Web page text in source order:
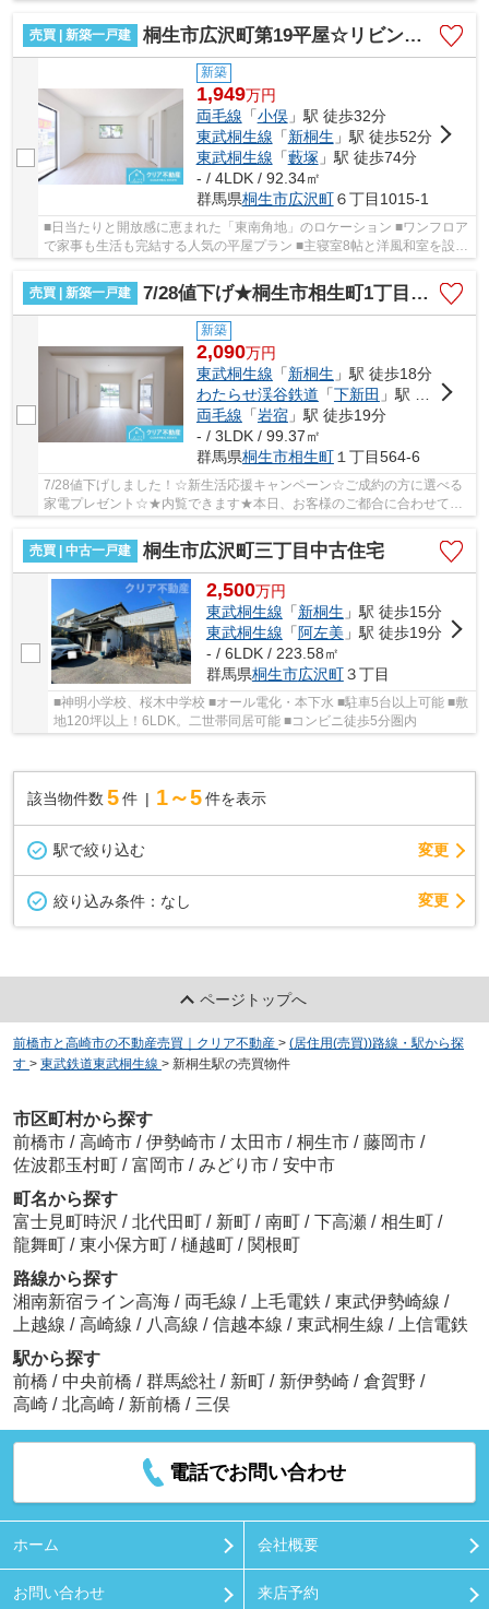
売買 | 新築一戸建
桐生市広沢町第19平屋☆リビング横和室☆
新築
1,949万円
両毛線 「小俣」駅 徒歩32分
東武桐生線 「新桐生 」駅 徒歩52分
東武桐生線 「藪塚 」駅 徒歩74分
- / 4LDK / 92.34㎡
群馬県桐生市広沢町６丁目1015-1
■日当たりと開放感に恵まれた「東南角地」のロケーション ■ワンフロア
で家事も生活も完結する人気の平屋プラン ■主寝室8帖と洋風和室を設け
売買 | 新築一戸建
7/28値下げ★桐生市相生町1丁目 平屋
新築
2,090万円
東武桐生線 「新桐生 」駅 徒歩18分
わたらせ渓谷鉄道 「下新田 」駅 徒歩16分
両毛線 「岩宿」駅 徒歩19分
- / 3LDK / 99.37㎡
群馬県桐生市相生町１丁目564-6
7/28値下げしました！☆新生活応援キャンペーン☆ご成約の方に選べる
家電プレゼント☆★内覧できます★本日、お客様のご都合に合わせて内
覧できます。18時以降や早朝も大丈夫です！
売買 | 中古一戸建
桐生市広沢町三丁目中古住宅
2,500万円
東武桐生線 「新桐生 」駅 徒歩15分
東武桐生線 「 阿左美 」駅 徒歩19分
- / 6LDK / 223.58㎡
群馬県桐生市広沢町３丁目
■神明小学校、桜木中学校 ■オール電化・本下水 ■駐車5台以上可能 ■敷
地120坪以上！6LDK。二世帯同居可能 ■コンビニ徒歩5分圏内
該当物件数 5件 1～5 件を表示
駅で絞り込む 変更
絞り込み条件： なし 変更
ページトップへ
前橋市と高崎市の不動産売買｜クリア不動産 > (居住用(売買))路線・駅から探
す > 東武鉄道東武桐生線 > 新桐生駅の売買物件
市区町村から探す
前橋市 / 高崎市 / 伊勢崎市 / 太田市 / 桐生市 / 藤岡市 /
佐波郡玉村町 / 富岡市 / みどり市 / 安中市
町名から探す
富士見町時沢 / 北代田町 / 新町 / 南町 / 下高瀬 / 相生町 /
龍舞町 / 東小保方町 / 樋越町 / 関根町
路線から探す
湘南新宿ライン高海 / 両毛線 / 上毛電鉄 / 東武伊勢崎線 /
上越線 / 高崎線 / 八高線 / 信越本線 / 東武桐生線 /
上信電鉄
駅から探す
前橋 / 中央前橋 / 群馬総社 / 新町 / 新伊勢崎 / 倉賀野 /
高崎 / 北高崎 / 新前橋 / 三俣
電話でお問い合わせ
ホーム 会社概要
お問い合わせ 来店予約